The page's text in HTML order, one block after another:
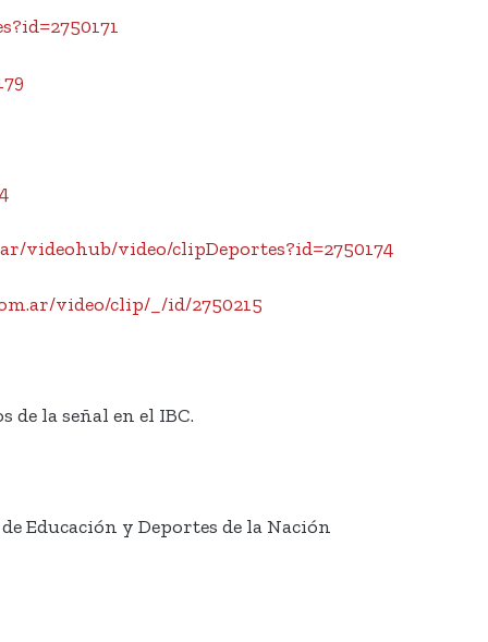
videohub/video/clipDeportes?id=2750174
video/clip/_/id/2750215
la señal en el IBC.
Educación y Deportes de la Nación